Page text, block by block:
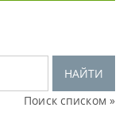
НАЙТИ
Поиск списком »